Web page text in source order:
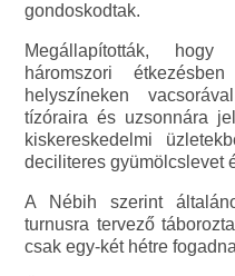
gondoskodtak.
Megállapították,
háromszori
helyszíneken
tízóraira és uzsonnára
kiskereskedelmi
deciliteres gyümölcslevet
A Nébih szerint
turnusra tervező
csak egy-két hétre